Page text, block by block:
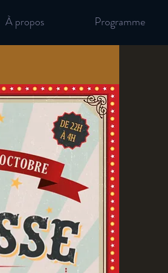
À propos Programme